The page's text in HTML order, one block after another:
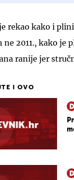
rekao kako i
2011., kako je
ranije jer
I OVO